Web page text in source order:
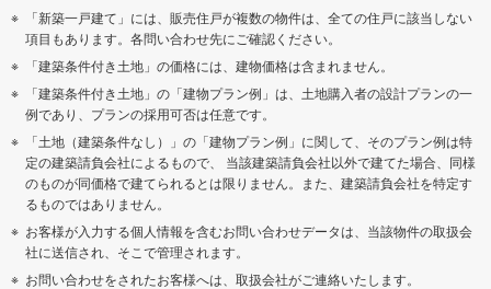
「新築一戸建て」には、販売住戸が複数の物件は、全ての住戸に該当しない
項目もあります。各問い合わせ先にご確認ください。
「建築条件付き土地」の価格には、建物価格は含まれません。
「建築条件付き土地」の「建物プラン例」は、土地購入者の設計プランの一
例であり、プランの採用可否は任意です。
「土地（建築条件なし）」の「建物プラン例」に関して、そのプラン例は特
定の建築請負会社によるもので、 当該建築請負会社以外で建てた場合、同様
のものが同価格で建てられるとは限りません。また、建築請負会社を特定す
るものではありません。
お客様が入力する個人情報を含むお問い合わせデータは、当該物件の取扱会
社に送信され、そこで管理されます。
お問い合わせをされたお客様へは、取扱会社がご連絡いたします。